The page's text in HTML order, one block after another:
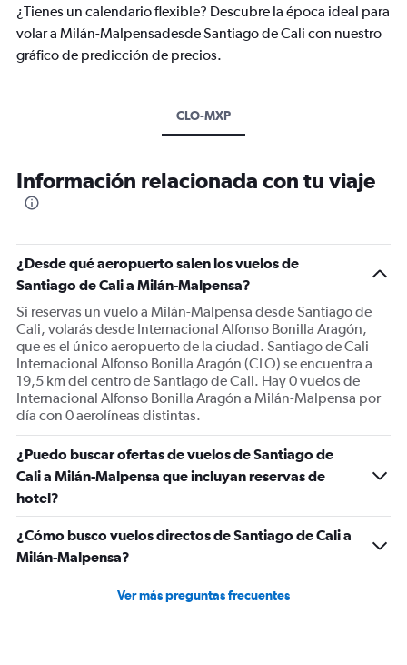
¿Tienes un calendario flexible? Descubre la época ideal para
volar a Milán-Malpensadesde Santiago de Cali con nuestro
gráfico de predicción de precios.
CLO-MXP
Información relacionada con tu viaje
¿Desde qué aeropuerto salen los vuelos de
Santiago de Cali a Milán-Malpensa?
Si reservas un vuelo a Milán-Malpensa desde Santiago de
Cali, volarás desde Internacional Alfonso Bonilla Aragón,
que es el único aeropuerto de la ciudad. Santiago de Cali
Internacional Alfonso Bonilla Aragón (CLO) se encuentra a
19,5 km del centro de Santiago de Cali. Hay 0 vuelos de
Internacional Alfonso Bonilla Aragón a Milán-Malpensa por
día con 0 aerolíneas distintas.
¿Puedo buscar ofertas de vuelos de Santiago de
Cali a Milán-Malpensa que incluyan reservas de
hotel?
¿Cómo busco vuelos directos de Santiago de Cali a
Milán-Malpensa?
Ver más preguntas frecuentes